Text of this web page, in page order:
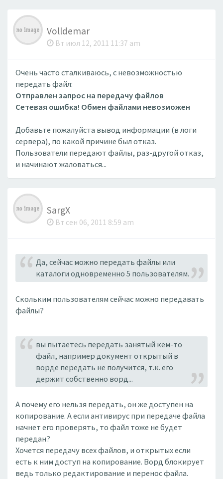
Volldemar
Вт июл 12, 2011 11:37 am
Очень часто сталкиваюсь, с невозможностью
передать файл:
Отправлен запрос на передачу файлов
Сетевая ошибка! Обмен файлами невозможен
Добавьте пожалуйста вывод информации (в логи
сервера), по какой причине был отказ.
Пользователи передают файлы, раз-другой отказ,
и начинают жаловаться...
SargX
Вт сен 06, 2011 8:59 am
Да, сейчас можно передать файлы или
каталоги одновременно 5 пользователям.
Скольким пользователям сейчас можно передавать
файлы?
вы пытаетесь передать занятый кем-то
файл, например документ открытый в
ворде передать не получится, т.к. его
держит собственно ворд...
А почему его нельзя передать, он же доступен на
копирование. А если антивирус при передаче файла
начнет его проверять, то файл тоже не будет
передан?
Хочется передачу всех файлов, и открытых если
есть к ним доступ на копирование. Ворд блокирует
ведь только редактирование и перенос файла.